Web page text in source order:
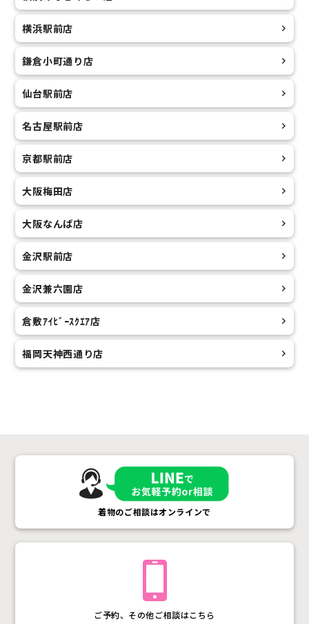
横浜駅前店
鎌倉小町通り店
仙台駅前店
名古屋駅前店
京都駅前店
大阪梅田店
大阪なんば店
金沢駅前店
金沢兼六園店
倉敷ｱｲﾋﾞｰｽｸｴｱ店
福岡天神西通り店
ご予約、その他ご相談はこちら
着物のご相談はオンラインで